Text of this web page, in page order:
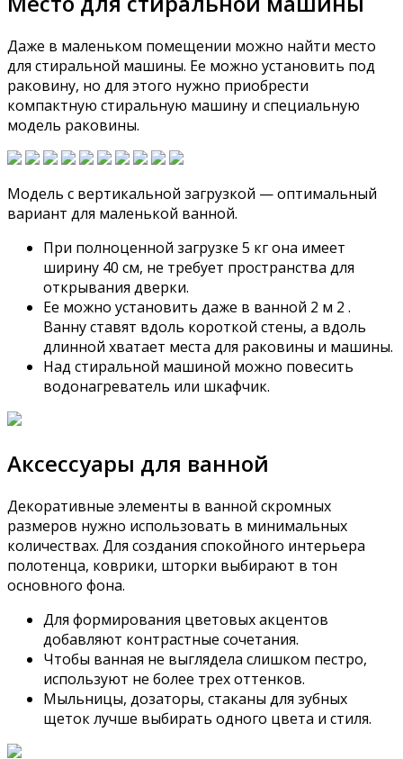
Даже в маленьком помещении можно найти место
для стиральной машины. Ее можно установить под
раковину, но для этого нужно приобрести
компактную стиральную машину и специальную
модель раковины.
Модель с вертикальной загрузкой — оптимальный
вариант для маленькой ванной.
При полноценной загрузке 5 кг она имеет
ширину 40 см, не требует пространства для
открывания дверки.
Ее можно установить даже в ванной 2 м 2 .
Ванну ставят вдоль короткой стены, а вдоль
длинной хватает места для раковины и машины.
Над стиральной машиной можно повесить
водонагреватель или шкафчик.
Аксессуары для ванной
Декоративные элементы в ванной скромных
размеров нужно использовать в минимальных
количествах. Для создания спокойного интерьера
полотенца, коврики, шторки выбирают в тон
основного фона.
Для формирования цветовых акцентов
добавляют контрастные сочетания.
Чтобы ванная не выглядела слишком пестро,
используют не более трех оттенков.
Мыльницы, дозаторы, стаканы для зубных
щеток лучше выбирать одного цвета и стиля.